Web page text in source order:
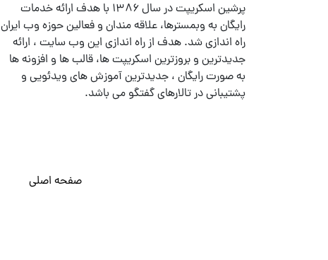
پرشین اسکریپت در سال ۱۳۸۶ با هدف ارائه خدمات
رایگان به وبمسترها، علاقه مندان و فعالین حوزه وب ایران
راه اندازی شد. هدف از راه اندازی این وب سایت ، ارائه
جدیدترین و بروزترین اسکریپت ها، قالب ها و افزونه ها
به صورت رایگان ، جدیدترین آموزش های ویدئویی و
پشتیبانی در تالارهای گفتگو می باشد.
صفحه اصلی